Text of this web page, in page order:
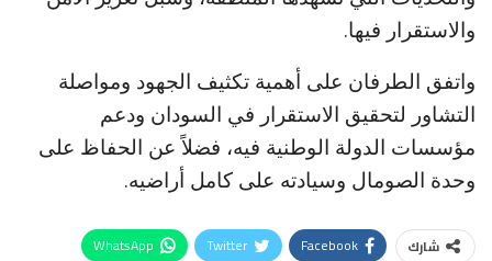
والاستقرار فيها.
واتفق الطرفان على أهمية تكثيف الجهود ومواصلة
التشاور لتحقيق الاستقرار في السودان ودعم
مؤسسات الدولة الوطنية فيه، فضلاً عن الحفاظ على
وحدة الصومال وسيادته على كامل أراضيه.
شارك Facebook
Twitter
WhatsApp